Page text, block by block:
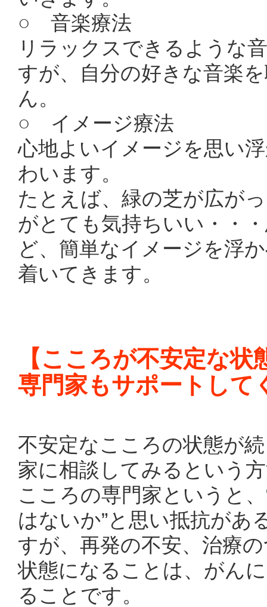
○ 音楽療法
リラックスできるような
すが、自分の好きな音楽
ん。
○ イメージ療法
心地よいイメージを思い
わいます。
たとえば、緑の芝が広が
がとても気持ちいい・・
ど、簡単なイメージを浮
着いてきます。
【こころが不安定な
専門家もサポートして
不安定なこころの状態が
家に相談してみるという
こころの専門家というと
はないか”と思い抵抗があ
すが、再発の不安、治療
状態になることは、がん
ることです。